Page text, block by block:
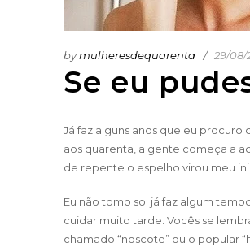
Se eu
bymulheresdequarenta 29/08/
Já faz alguns anos que eu procuro
aos quarenta, a gente começa a
de repente o espelho virou meu
Eu não tomo sol já faz algum
cuidar muito tarde. Vocês se
chamado “noscote” ou o popular